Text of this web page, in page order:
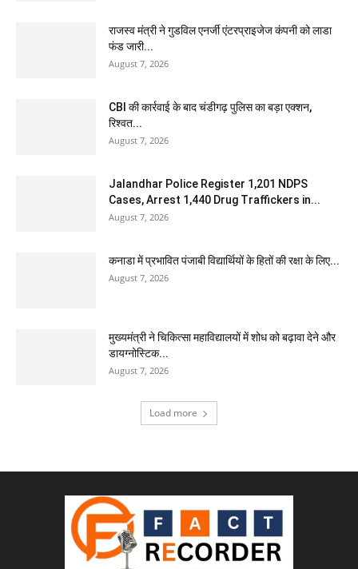
राजस्व मंत्री ने गुडविल एनर्जी एंटरप्राइजेज कंपनी को लाडा
फंड जारी...
August 7, 2026
CBI की कार्रवाई के बाद चंडीगढ़ पुलिस का बड़ा एक्शन,
रिश्वत...
August 7, 2026
Jalandhar Police Register 1,201 NDPS
Cases, Arrest 1,440 Drug Traffickers in...
August 7, 2026
कनाडा में प्रभावित पंजाबी विद्यार्थियों के हितों की रक्षा के लिए...
August 7, 2026
मुख्यमंत्री ने चिकित्सा महाविद्यालयों में शोध को बढ़ावा देने और
डायग्नोस्टिक...
August 7, 2026
Load more